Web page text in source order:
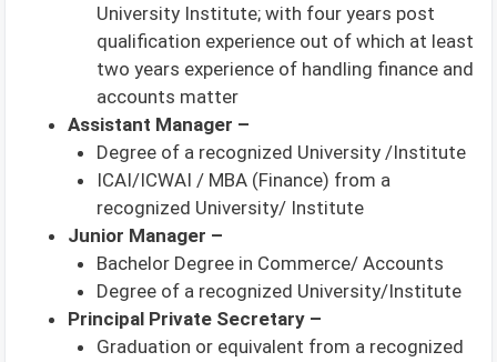
University Institute; with four years post
qualification experience out of which at least
two years experience of handling finance and
accounts matter
Assistant Manager –
Degree of a recognized University /Institute
ICAI/ICWAI / MBA (Finance) from a
recognized University/ Institute
Junior Manager –
Bachelor Degree in Commerce/ Accounts
Degree of a recognized University/Institute
Principal Private Secretary –
Graduation or equivalent from a recognized